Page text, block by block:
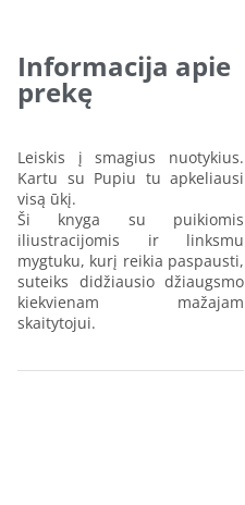
Informacija apie
prekę
Leiskis į smagius nuotykius.
Kartu su Pupiu tu apkeliausi
visą ūkį.
Ši knyga su puikiomis
iliustracijomis ir linksmu
mygtuku, kurį reikia paspausti,
suteiks didžiausio džiaugsmo
kiekvienam mažajam
skaitytojui.